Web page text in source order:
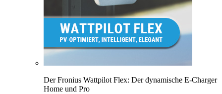
Der Fronius Wattpilot Flex: Der dynamische E-Charger
Home und Pro